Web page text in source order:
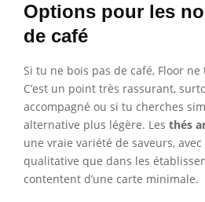
Options pour les
de café
Si tu ne bois pas de café, Floor
C’est un point très rassurant,
accompagné ou si tu cherches
alternative plus légère. Les thés
une vraie variété de saveurs,
qualitative que dans les
contentent d’une carte minimale.